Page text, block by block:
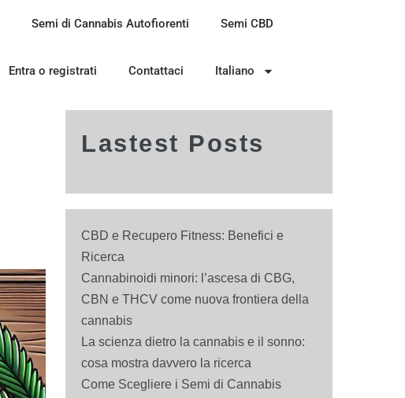
Semi di Cannabis Autofiorenti Semi CBD
Entra o registrati Contattaci Italiano
Lastest Posts
CBD e Recupero Fitness: Benefici e
Ricerca
Cannabinoidi minori: l’ascesa di CBG,
CBN e THCV come nuova frontiera della
cannabis
La scienza dietro la cannabis e il sonno:
cosa mostra davvero la ricerca
Come Scegliere i Semi di Cannabis